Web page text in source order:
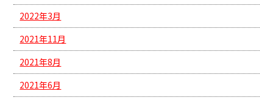
2022年3月
2021年11月
2021年8月
2021年6月